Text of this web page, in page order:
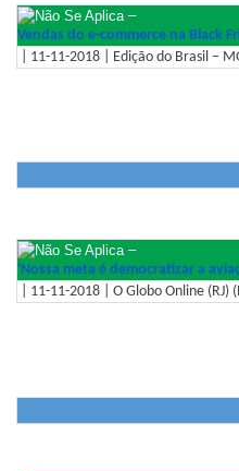
–
Vendas do e-commerce na Black
| 11-11-2018 | Edição do Brasil –
–
'Nossa meta é democratizar a
| 11-11-2018 | O Globo Online (RJ)